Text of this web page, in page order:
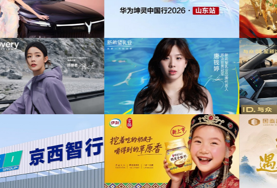
为中汇人寿三周年宣传项目提供音乐版权
为中信期货有限公司2026年中策略会提供音
为华为中国行2026山东站传播项目提供音乐
版权
为光明优加x上海博物馆马年限定礼盒宣传项
目提供音乐版权
为新希望乳业唐钱婷品牌代言项目提供音乐版
为大众汽车ID与众08 KOL摄影制作项目提供
音乐版权